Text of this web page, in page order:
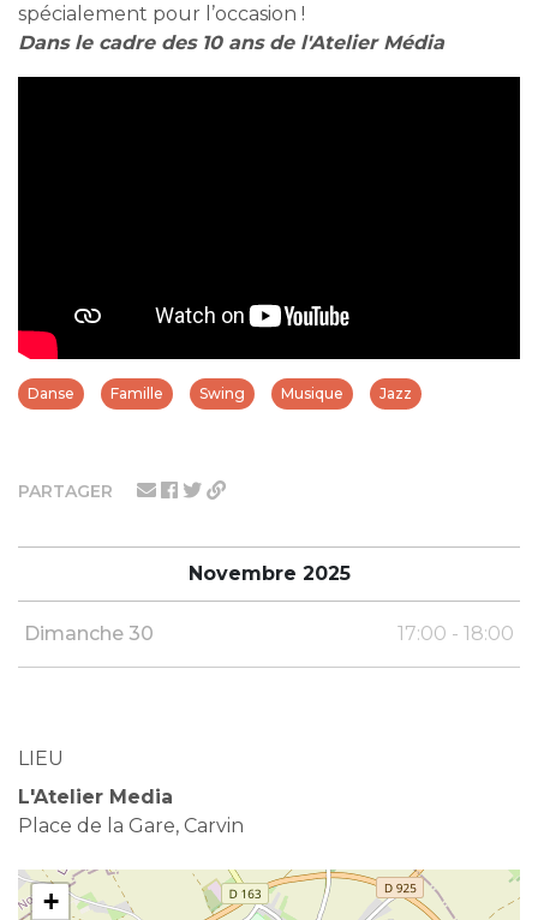
PARTAGER
Novembre 2025
Dimanche 30 17:00 - 18:00
LIEU
L'Atelier Media
Place de la Gare, Carvin
+
spécialement pour l’occasion !​
Dans le cadre des 10 ans de l'Atelier Média
Danse Famille Swing Musique Jazz